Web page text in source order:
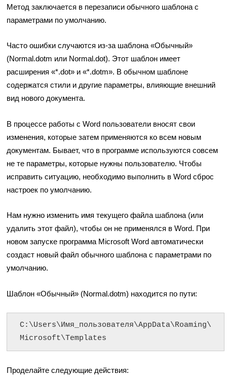
Метод заключается в перезаписи обычного шаблона с
параметрами по умолчанию.
Часто ошибки случаются из-за шаблона «Обычный»
(Normal.dotm или Normal.dot). Этот шаблон имеет
расширения «*.dot» и «*.dotm». В обычном шаблоне
содержатся стили и другие параметры, влияющие внешний
вид нового документа.
В процессе работы с Word пользователи вносят свои
изменения, которые затем применяются ко всем новым
документам. Бывает, что в программе используются совсем
не те параметры, которые нужны пользователю. Чтобы
исправить ситуацию, необходимо выполнить в Word сброс
настроек по умолчанию.
Нам нужно изменить имя текущего файла шаблона (или
удалить этот файл), чтобы он не применялся в Word. При
новом запуске программа Microsoft Word автоматически
создаст новый файл обычного шаблона с параметрами по
умолчанию.
Шаблон «Обычный» (Normal.dotm) находится по пути:
C:\Users\Имя_пользователя\AppData\Roaming\
Microsoft\Templates
Проделайте следующие действия: